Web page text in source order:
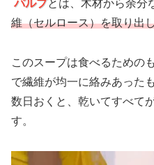
パルプとは、木材から余分
維（セルロース）を取り出
このスープは食べるための
で繊維が均一に絡みあった
数日おくと、乾いてすべて
す。